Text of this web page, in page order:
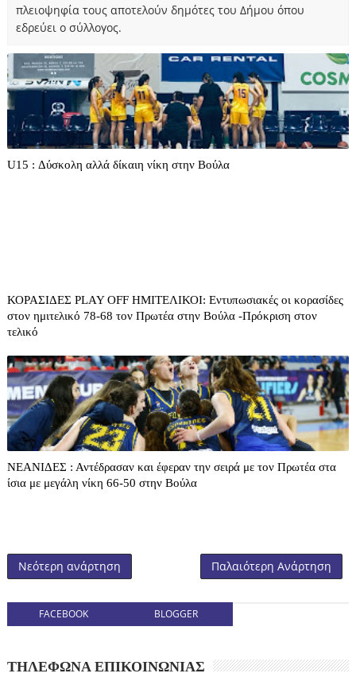
πλειοψηφία τους αποτελούν δημότες του Δήμου όπου
εδρεύει ο σύλλογος.
U15 : Δύσκολη αλλά δίκαιη νίκη στην Βούλα
ΚΟΡΑΣΙΔΕΣ PLAY OFF ΗΜΙΤΕΛΙΚΟΙ: Εντυπωσιακές οι κορασίδες
στον ημιτελικό 78-68 τον Πρωτέα στην Βούλα -Πρόκριση στον
τελικό
ΝΕΑΝΙΔΕΣ : Αντέδρασαν και έφεραν την σειρά με τον Πρωτέα στα
ίσια με μεγάλη νίκη 66-50 στην Βούλα
Νεότερη ανάρτηση Παλαιότερη Ανάρτηση
FACEBOOK BLOGGER
ΤΗΛΕΦΩΝΑ ΕΠΙΚΟΙΝΩΝΙΑΣ